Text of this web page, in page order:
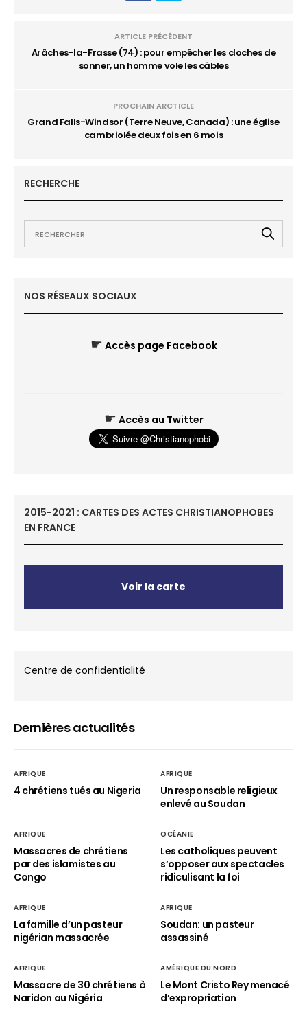
ARTICLE PRÉCÉDENT
Arâches-la-Frasse (74) : pour empêcher les cloches de
sonner, un homme vole les câbles
PROCHAIN ARCTICLE
Grand Falls-Windsor (Terre Neuve, Canada) : une église
cambriolée deux fois en 6 mois
RECHERCHE
NOS RÉSEAUX SOCIAUX
☛ Accès page Facebook
☛ Accès au Twitter
2015-2021 : CARTES DES ACTES CHRISTIANOPHOBES
EN FRANCE
Voir la carte
Centre de confidentialité
Dernières actualités
AFRIQUE
4 chrétiens tués au Nigeria
AFRIQUE
Un responsable religieux
enlevé au Soudan
AFRIQUE
Massacres de chrétiens
par des islamistes au
Congo
OCÉANIE
Les catholiques peuvent
s’opposer aux spectacles
ridiculisant la foi
AFRIQUE
La famille d’un pasteur
nigérian massacrée
AFRIQUE
Soudan: un pasteur
assassiné
AFRIQUE
Massacre de 30 chrétiens à
Naridon au Nigéria
AMÉRIQUE DU NORD
Le Mont Cristo Rey menacé
d’expropriation